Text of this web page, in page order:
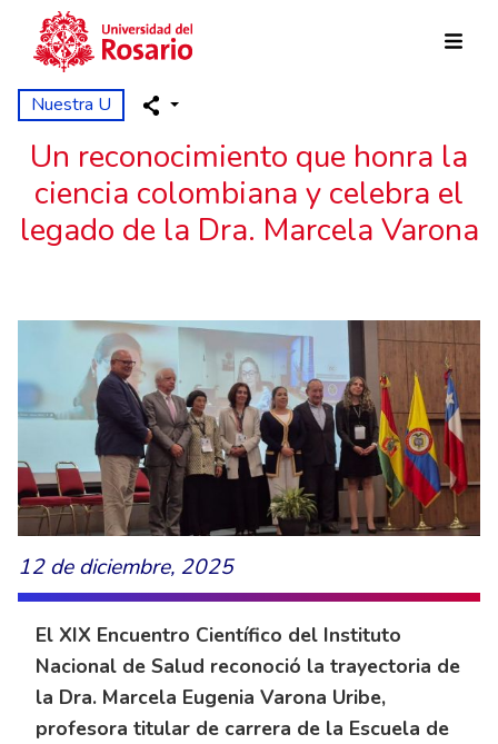
Pasar al contenido principal
Nuestra U
Un reconocimiento que honra la
ciencia colombiana y celebra el
legado de la Dra. Marcela Varona
12 de diciembre, 2025
El XIX Encuentro Científico del Instituto
Nacional de Salud reconoció la trayectoria de
la Dra. Marcela Eugenia Varona Uribe,
profesora titular de carrera de la Escuela de